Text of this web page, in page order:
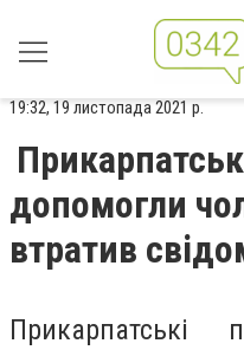
19:32, 19 листопада 2021 р.
допомогли
втратив
Прикарпатські